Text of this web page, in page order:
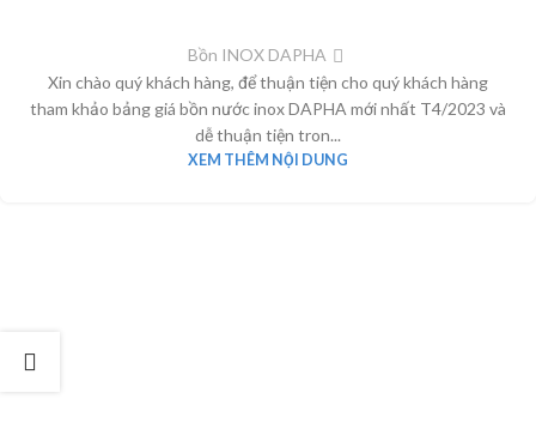
Bồn INOX DAPHA
Xin chào quý khách hàng, để thuận tiện cho quý khách hàng
tham khảo bảng giá bồn nước inox DAPHA mới nhất T4/2023 và
dễ thuận tiện tron...
XEM THÊM NỘI DUNG